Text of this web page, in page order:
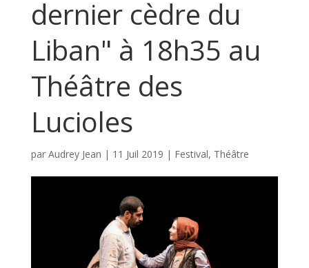
dernier cèdre du
Liban" à 18h35 au
Théâtre des
Lucioles
par Audrey Jean | 11 Juil 2019 | Festival, Théâtre